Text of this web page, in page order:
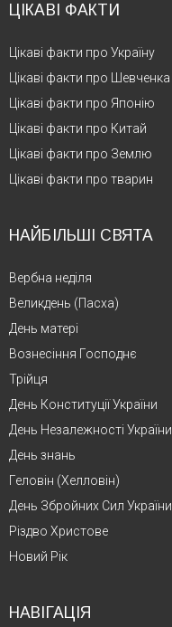
ЦІКАВІ ФАКТИ
Цікаві факти про Україну
Цікаві факти про Шевченка
Цікаві факти про Японію
Цікаві факти про Китай
Цікаві факти про Землю
Цікаві факти про тварин
НАЙБІЛЬШІ СВЯТА
Вербна неділя
Великдень (Пасха)
День матері
Вознесіння Господнє
Трійця
День Конституції України
День Незалежності України
День знань
Геловін (Хелловін)
День Збройних Сил України
Різдво Христове
Новий Рік
НАВІГАЦІЯ